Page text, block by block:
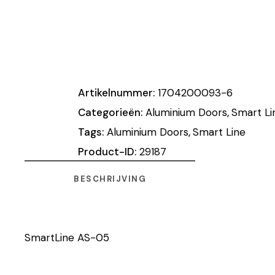
Artikelnummer: 1704200093-6
Categorieën: Aluminium Doors,Smart
Tags: Aluminium Doors,Smart Line
Product-ID: 29187
BESCHRIJVING
SmartLine AS-05